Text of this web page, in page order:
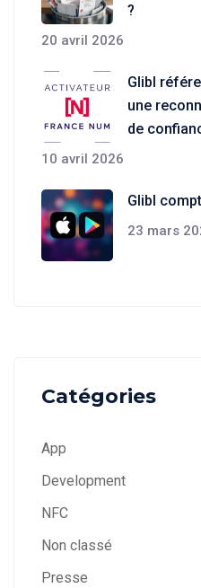
?
20 avril 2026
Glibl
une
de
10 avril 2026
Glibl
23 mars
Catégories
App
Development
NFC
Non classé
Presse